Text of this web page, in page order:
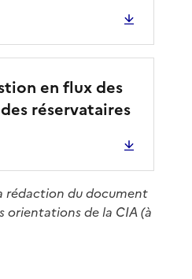
en flux des
réservataires
rédaction du document
orientations de la CIA (à